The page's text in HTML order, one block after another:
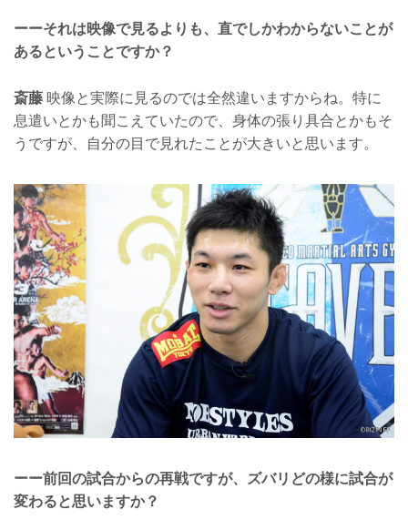
ーーそれは映像で見るよりも、直でしかわからないことが
あるということですか？
斎藤 映像と実際に見るのでは全然違いますからね。特に
息遣いとかも聞こえていたので、身体の張り具合とかもそ
うですが、自分の目で見れたことが大きいと思います。
ーー前回の試合からの再戦ですが、ズバリどの様に試合が
変わると思いますか？